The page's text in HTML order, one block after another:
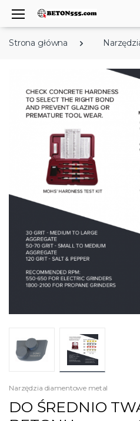
Strona główna
Narzędzia diamentowe metal
DO ŚREDNIO